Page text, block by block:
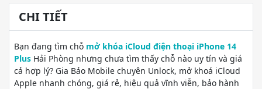
CHI TIẾT
Bạn đang tìm chỗ mở khóa iCloud điện thoại iPhone 14
Plus Hải Phòng nhưng chưa tìm thấy chỗ nào uy tín và giá
cả hợp lý? Gia Bảo Mobile chuyên Unlock, mở khoá iCloud
Apple nhanh chóng, giá rẻ, hiệu quả vĩnh viễn, bảo hành